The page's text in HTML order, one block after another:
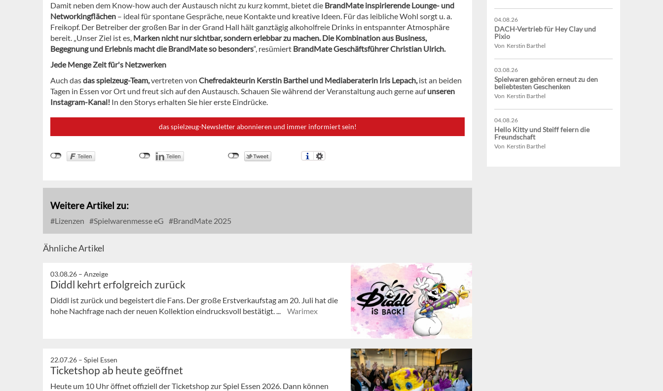
Damit neben dem Know-how auch der Austausch nicht zu kurz kommt, bietet die BrandMate inspirierende Lounge- und
Networkingflächen – ideal für spontane Gespräche, neue Kontakte und kreative Ideen. Für das leibliche Wohl sorgt u. a.
Freikopf. Der Betreiber der großen Bar in der Grand Hall hält ganztägig alkoholfreie Drinks in entspannter Atmosphäre
bereit. „Unser Ziel ist es, Marken nicht nur sichtbar, sondern erlebbar zu machen. Die Kombination aus Business,
Begegnung und Erlebnis macht die BrandMate so besonders“, resümiert BrandMateGeschäftsführer Christian Ulrich.
Jede Menge Zeit für's Netzwerken
Auch dasdas spielzeug-Team,vertreten von Chefredakteurin Kerstin Barthel und Mediaberaterin Iris Lepach,ist an beiden
Tagen in Essen vor Ort und freut sich auf den Austausch. Schauen Sie während der Veranstaltung auch gerne aufunseren
Instagram-Kanal! In den Storys erhalten Sie hier erste Eindrücke.
das spielzeug-Newsletter abonnieren und immer informiert sein!
Weitere Artikel zu:
Lizenzen Spielwarenmesse eG BrandMate 2025
Ähnliche Artikel
03.08.26 – Anzeige
Diddl kehrt erfolgreich zurück
Diddl ist zurück und begeistert die Fans. Der große Erstverkaufstag am 20. Juli hat die
hohe Nachfrage nach der neuen Kollektion eindrucksvoll bestätigt. ...
Warimex
22.07.26 – Spiel Essen
Ticketshop ab heute geöffnet
Heute um 10 Uhr öffnet offiziell der Ticketshop zur Spiel Essen 2026. Dann können
04.08.26
DACH-Vertrieb für Hey Clay und
Pixio
Von Kerstin Barthel
03.08.26
Spielwaren gehören erneut zu den
beliebtesten Geschenken
Von Kerstin Barthel
04.08.26
Hello Kitty und Steiff feiern die
Freundschaft
Von Kerstin Barthel